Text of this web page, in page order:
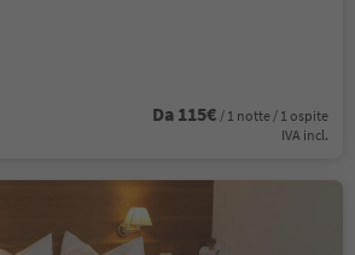
Da 115€ / 1 notte / 1 ospite
IVA incl.